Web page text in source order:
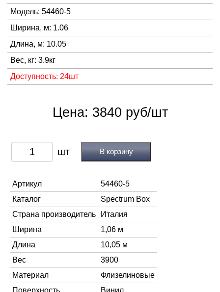
Модель: 54460-5
Ширина, м: 1.06
Длина, м: 10.05
Вес, кг: 3.9кг
Доступность: 24шт
Цена: 3840 руб/шт
В корзину
Артикул
54460-5
Каталог
Spectrum Box
Страна производитель
Италия
Ширина
1,06 м
Длина
10,05 м
Вес
3900
Материал
Флизелиновые
Поверхность
Винил